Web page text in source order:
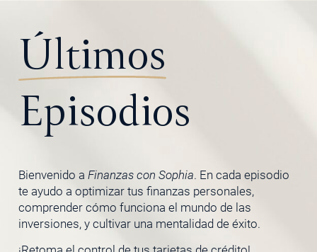
Últimos
Episodios
Bienvenido a Finanzas con Sophia. En cada episodio
te ayudo a optimizar tus finanzas personales,
comprender cómo funciona el mundo de las
inversiones, y cultivar una mentalidad de éxito.